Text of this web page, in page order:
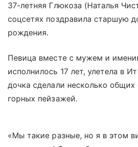
37-летняя Глюкоза (Наталья
соцсетях поздравила старшую
рождения.
Певица вместе с мужем и
исполнилось 17 лет, улетела в
дочка сделали несколько
горных пейзажей.
«Мы такие разные, но я в этом